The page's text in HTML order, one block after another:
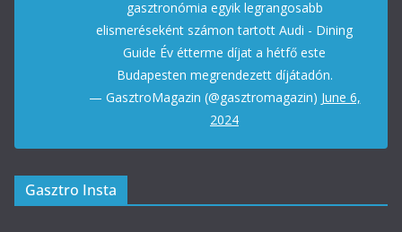
gasztronómia egyik legrangosabb
elismeréseként számon tartott Audi - Dining
Guide Év étterme díjat a hétfő este
Budapesten megrendezett díjátadón.
— GasztroMagazin (@gasztromagazin) June 6,
2024
Gasztro Insta